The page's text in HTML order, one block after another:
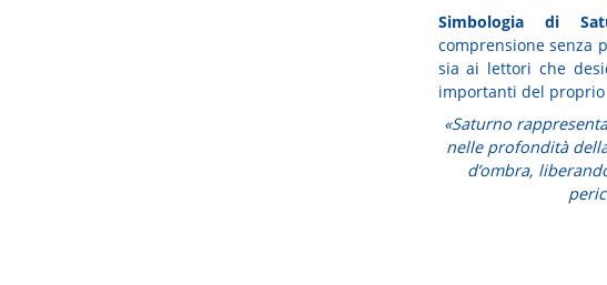
Simbologia di
comprensione senza
sia ai lettori che
importanti del
«Saturno
nelle profondità
d’ombra,